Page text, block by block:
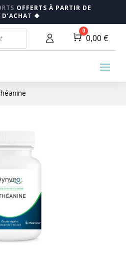
OFFERTS À PARTIR DE
T 🍀
Panier
0
0,00 €